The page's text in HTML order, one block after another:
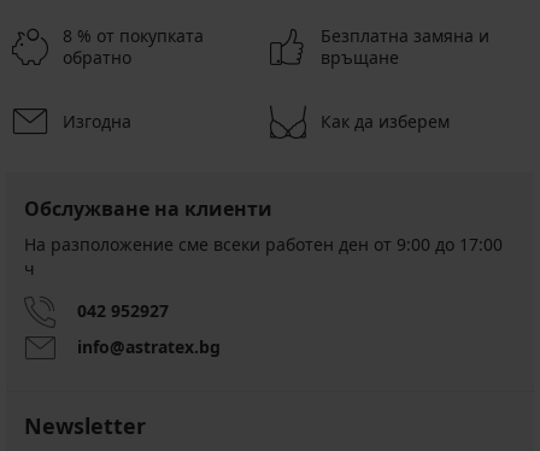
8 % от покупката
обратно
Безплатна замяна и
връщане
Изгодна Как да изберем
Обслужване на клиенти
На разположение сме всеки работен ден от 9:00 до 17:00
ч
042 952927
info@astratex.bg
Newsletter